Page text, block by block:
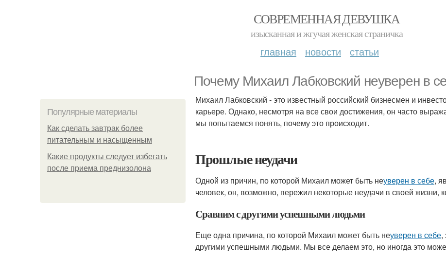
СОВРЕМЕННАЯ ДЕВУШКА
изысканная и жгучая женская страничка
главная новости статьи
Почему Михаил Лабковский неуверен в
Популярные материалы
Как сделать завтрак более
питательным и насыщенным
Какие продукты следует избегать
после приема преднизолона
Михаил Лабковский - это известный российский бизнесмен и
карьере. Однако, несмотря на все свои достижения, он часто
мы попытаемся понять, почему это происходит.
Прошлые неудачи
Одной из причин, по которой Михаил может быть неуверен в себе,
человек, он, возможно, пережил некоторые неудачи в своей жизни,
Сравним с другими успешными людьми
Еще одна причина, по которой Михаил может быть неуверен в себе,
другими успешными людьми. Мы все делаем это, но иногда это